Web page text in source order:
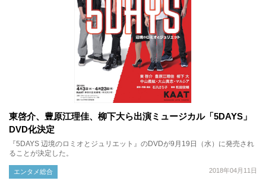
東啓介、豊原江理佳、柳下大ら出演ミュージカル「5DAYS」
DVD化決定
『5DAYS 辺境のロミオとジュリエット』のDVDが9月19日（水）に発売され
ることが決定した。
2018年04月11日
エンタメ総合